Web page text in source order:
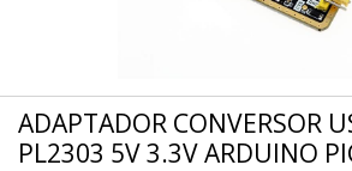
ADAPTADOR CONVERSOR
PL2303 5V 3.3V ARDUINO